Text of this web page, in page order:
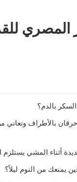
المصري
بالدم؟
بالأطراف وتعاني
أثناء المشي يستلزم
يمنعك من النوم ليلاً؟